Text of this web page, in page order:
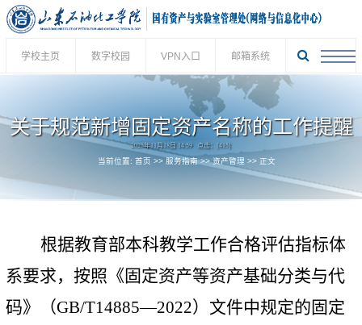
学校主页 数字校园 VPN入口 邮箱系统
关于规范新增固定资产名称的工作提醒
2025年11月18日 14:59 点击：[415]
当前位置: 首页 >> 服务指南>>资产管理 >> 正文
根据教育部本科教学工作合格评估指标体
系要求，按照《固定资产等资产基础分类与代
码》（GB/T14885—2022）文件中规定的固定